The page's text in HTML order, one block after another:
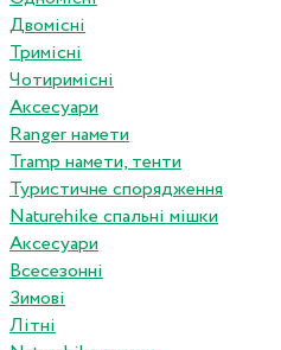
Двомісні
Тримісні
Чотиримісні
Аксесуари
Ranger намети
Tramp намети, тенти
Туристичне спорядження
Naturehike спальні мішки
Аксесуари
Всесезонні
Зимові
Літні